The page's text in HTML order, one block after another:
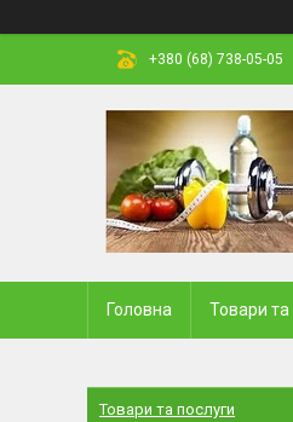
+380 (68) 738-05-05
Головна Товари та
Товари та послуги